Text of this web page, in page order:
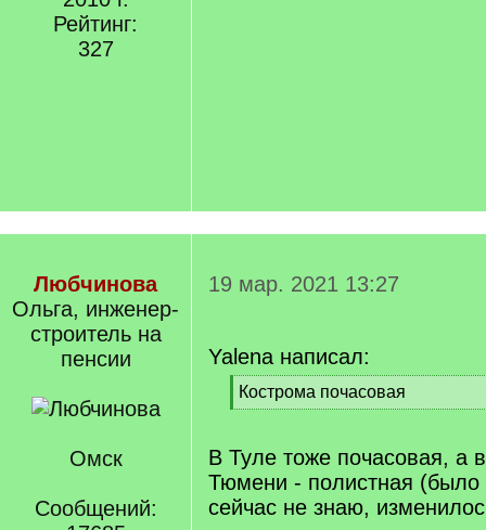
Рейтинг:
327
Любчинова
Ольга, инженер-
строитель на
пенсии
Омск
Сообщений:
19 мар. 2021 13:27
Yalena написал:
[
q
Кострома почасовая
[
q
]
В Туле тоже почасовая, а
Тюмени - полистная (было
сейчас не знаю,